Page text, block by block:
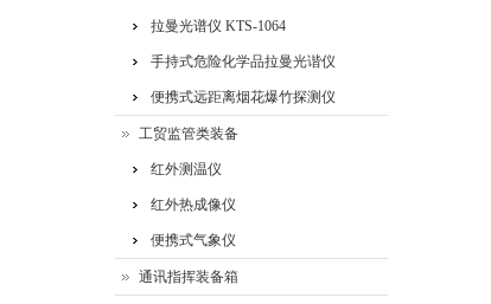
拉曼光谱仪 KTS-1064
手持式危险化学品拉曼光谐仪
便携式远距离烟花爆竹探测仪
工贸监管类装备
红外测温仪
红外热成像仪
便携式气象仪
通讯指挥装备箱